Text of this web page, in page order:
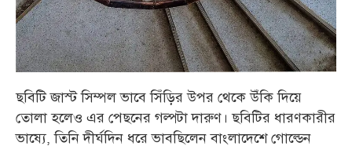
ছবিটি জাস্ট সিম্পল ভাবে সিঁড়ির উপর থেকে উঁকি দিয়ে
তোলা হলেও এর পেছনের গল্পটা দারুণ। ছবিটির ধারণকারীর
ভাষ্যে, তিনি দীর্ঘদিন ধরে ভাবছিলেন বাংলাদেশে গোল্ডেন